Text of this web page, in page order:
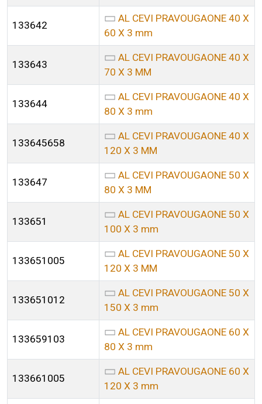
133642
AL CEVI PRAVOUGAONE 40 X
60 X 3 mm
133643
AL CEVI PRAVOUGAONE 40 X
70 X 3 MM
133644
AL CEVI PRAVOUGAONE 40 X
80 X 3 mm
133645658
AL CEVI PRAVOUGAONE 40 X
120 X 3 MM
133647
AL CEVI PRAVOUGAONE 50 X
80 X 3 MM
133651
AL CEVI PRAVOUGAONE 50 X
100 X 3 mm
133651005
AL CEVI PRAVOUGAONE 50 X
120 X 3 MM
133651012
AL CEVI PRAVOUGAONE 50 X
150 X 3 mm
133659103
AL CEVI PRAVOUGAONE 60 X
80 X 3 mm
133661005
AL CEVI PRAVOUGAONE 60 X
120 X 3 mm